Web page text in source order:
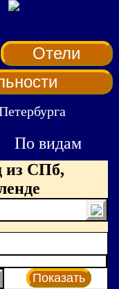
Отели
По видам
из СПб,
Показать